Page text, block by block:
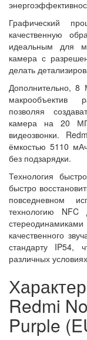
Графический
качественную
идеальным для
камера с
делать
Дополнительно,
макрообъектив
позволяя
камера на 20 МП
видеозвонки.
ёмкостью 5110
без подзарядки.
Технология
быстро
повседневном
технологию NFC
качественного
стандарту IP54,
различных
Redmi
Purple